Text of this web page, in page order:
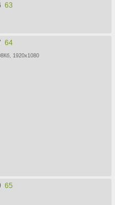
63
64
1920x1080
65